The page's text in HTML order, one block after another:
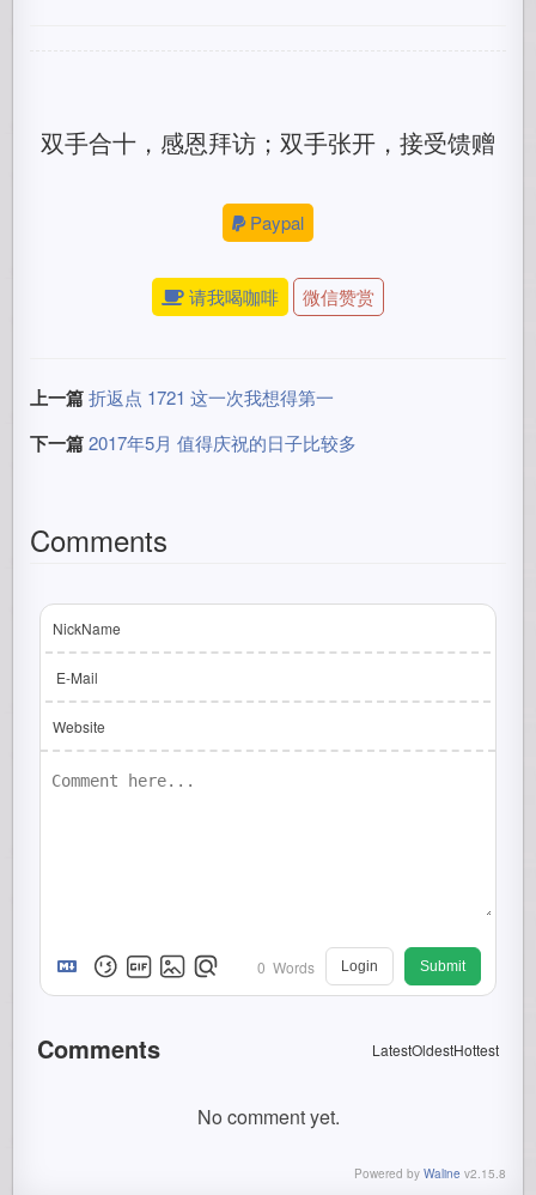
双手合十，感恩拜访；双手张开，接受馈赠
Paypal
请我喝咖啡 微信赞赏
上一篇 折返点 1721 这一次我想得第一
下一篇 2017年5月 值得庆祝的日子比较多
Comments
NickName
E-Mail
Website
0 Words Login Submit
Comments LatestOldestHottest
No comment yet.
Powered by Waline v2.15.8